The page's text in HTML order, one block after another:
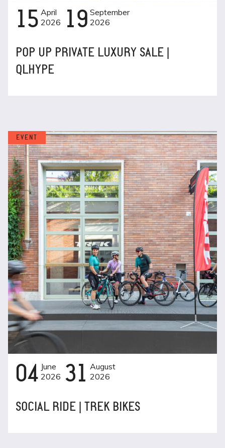
15 April
2026
19 September
2026
POP UP PRIVATE LUXURY SALE |
QLHYPE
EVENT
04 June
2026 31 August
2026
SOCIAL RIDE | TREK BIKES